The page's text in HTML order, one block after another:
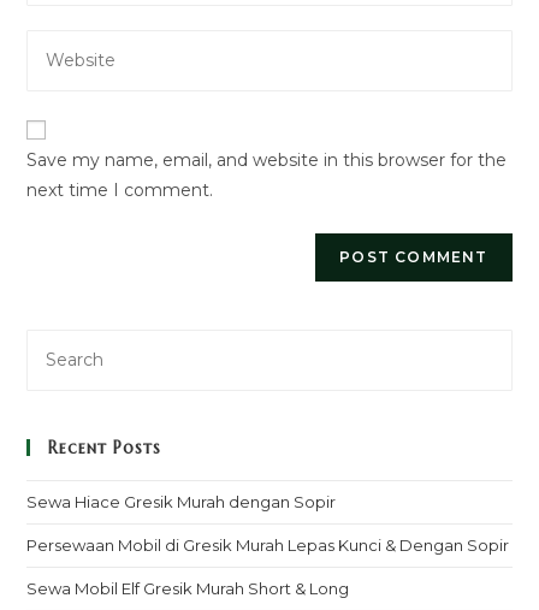
comment
address
your
URL
(optional)
Save my name, email, and website in this browser for the
next time I comment.
Recent Posts
Sewa Hiace Gresik Murah dengan Sopir
Persewaan Mobil di Gresik Murah Lepas Kunci & Dengan Sopir
Sewa Mobil Elf Gresik Murah Short & Long